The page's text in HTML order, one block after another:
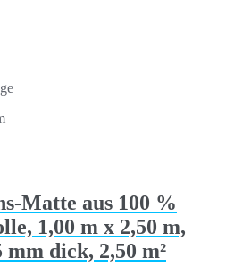
Matte aus 100 %
1,00 m x 2,50 m,
mm dick, 2,50 m²